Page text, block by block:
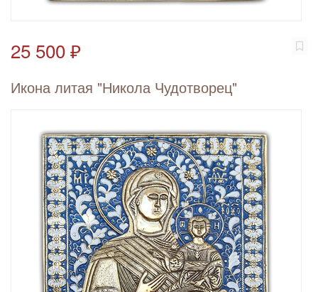
25 500 ₽
Икона литая "Никола Чудотворец"